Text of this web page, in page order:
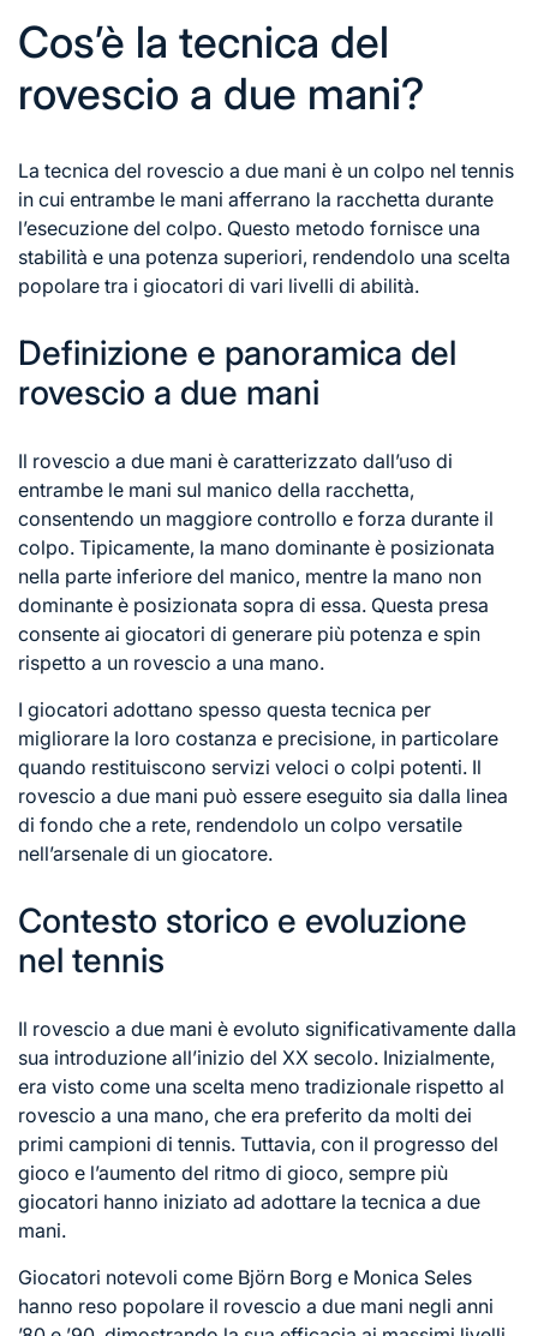
Cos’è la tecnica del
rovescio a due mani?
La tecnica del rovescio a due mani è un colpo nel tennis
in cui entrambe le mani afferrano la racchetta durante
l’esecuzione del colpo. Questo metodo fornisce una
stabilità e una potenza superiori, rendendolo una scelta
popolare tra i giocatori di vari livelli di abilità.
Definizione e panoramica del
rovescio a due mani
Il rovescio a due mani è caratterizzato dall’uso di
entrambe le mani sul manico della racchetta,
consentendo un maggiore controllo e forza durante il
colpo. Tipicamente, la mano dominante è posizionata
nella parte inferiore del manico, mentre la mano non
dominante è posizionata sopra di essa. Questa presa
consente ai giocatori di generare più potenza e spin
rispetto a un rovescio a una mano.
I giocatori adottano spesso questa tecnica per
migliorare la loro costanza e precisione, in particolare
quando restituiscono servizi veloci o colpi potenti. Il
rovescio a due mani può essere eseguito sia dalla linea
di fondo che a rete, rendendolo un colpo versatile
nell’arsenale di un giocatore.
Contesto storico e evoluzione
nel tennis
Il rovescio a due mani è evoluto significativamente dalla
sua introduzione all’inizio del XX secolo. Inizialmente,
era visto come una scelta meno tradizionale rispetto al
rovescio a una mano, che era preferito da molti dei
primi campioni di tennis. Tuttavia, con il progresso del
gioco e l’aumento del ritmo di gioco, sempre più
giocatori hanno iniziato ad adottare la tecnica a due
mani.
Giocatori notevoli come Björn Borg e Monica Seles
hanno reso popolare il rovescio a due mani negli anni